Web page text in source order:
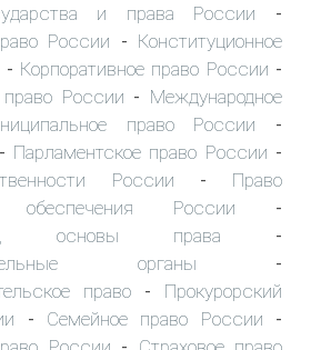
и права России -
России - Конституционное
- Корпоративное право России -
России - Международное
право России -
- Парламентское право России -
России - Право
обеспечения России -
основы права -
органы -
право - Прокурорский
- Семейное право России -